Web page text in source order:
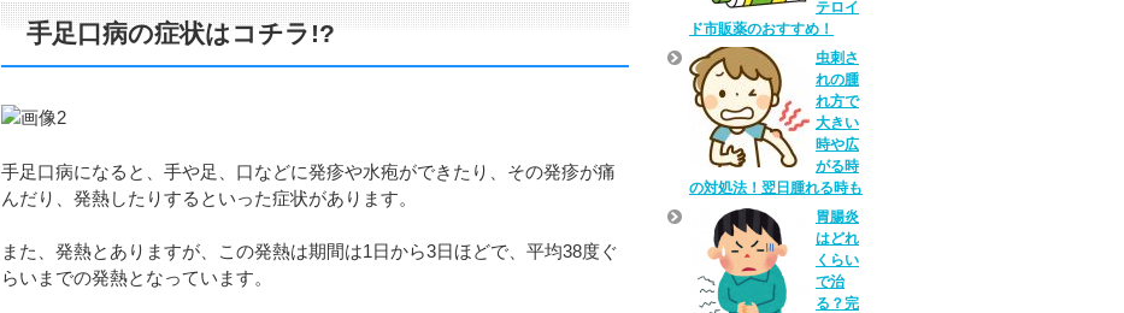
手足口病の症状はコチラ!?
手足口病になると、手や足、口などに発疹や水疱ができたり、その発疹が痛
んだり、発熱したりするといった症状があります。
また、発熱とありますが、この発熱は期間は1日から3日ほどで、平均38度ぐ
らいまでの発熱となっています。
テロイ
ド市販薬のおすすめ！
虫刺さ
れの腫
れ方で
大きい
時や広
がる時
の対処法！翌日腫れる時も
胃腸炎
はどれ
くらい
で治
る？完